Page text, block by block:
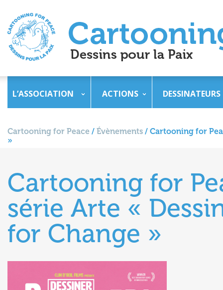
L’ASSOCIATION ACTIONS DESSINATEURS
Cartooning for Peace / Évènements / Cartooning for
»
Cartooning for
série Arte «
for Change »